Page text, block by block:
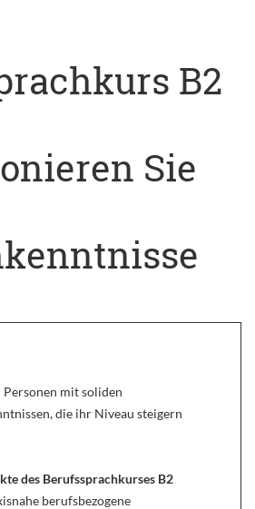
B2
Sie
Personen mit soliden
die ihr Niveau steigern
des Berufssprachkurses B2
berufsbezogene